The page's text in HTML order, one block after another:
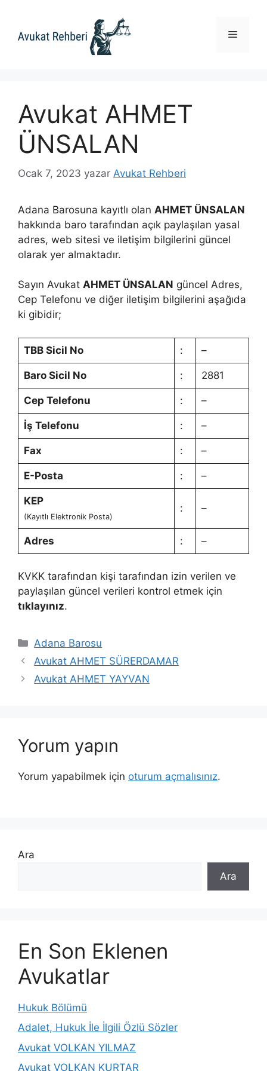
Menü
Avukat AHMET
ÜNSALAN
Ocak 7, 2023 yazar Avukat Rehberi
Adana Barosuna kayıtlı olan AHMET ÜNSALAN
hakkında baro tarafından açık paylaşılan yasal
adres, web sitesi ve iletişim bilgilerini güncel
olarak yer almaktadır.
Sayın Avukat AHMET ÜNSALAN güncel Adres,
Cep Telefonu ve diğer iletişim bilgilerini aşağıda
ki gibidir;
TBB Sicil No : –
Baro Sicil No : 2881
Cep Telefonu : –
İş Telefonu : –
Fax : –
E-Posta : –
KEP
(Kayıtlı Elektronik Posta)
: –
Adres : –
KVKK tarafından kişi tarafından izin verilen ve
paylaşılan güncel verileri kontrol etmek için
tıklayınız.
Kategoriler
Adana Barosu
Avukat AHMET SÜRERDAMAR
Avukat AHMET YAYVAN
Yorum yapın
Yorum yapabilmek için oturum açmalısınız.
Ara
Ara
En Son Eklenen
Avukatlar
Hukuk Bölümü
Adalet, Hukuk İle İlgili Özlü Sözler
Avukat VOLKAN YILMAZ
Avukat VOLKAN KURTAR